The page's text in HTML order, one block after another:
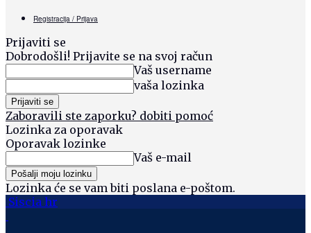
Registracija / Prijava
Prijaviti se
Dobrodošli! Prijavite se na svoj račun
Vaš username
vaša lozinka
Zaboravili ste zaporku? dobiti pomoć
Lozinka za oporavak
Oporavak lozinke
Vaš e-mail
Lozinka će se vam biti poslana e-poštom.
Siscia hr